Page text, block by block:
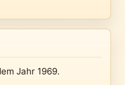
Jahr 1969.